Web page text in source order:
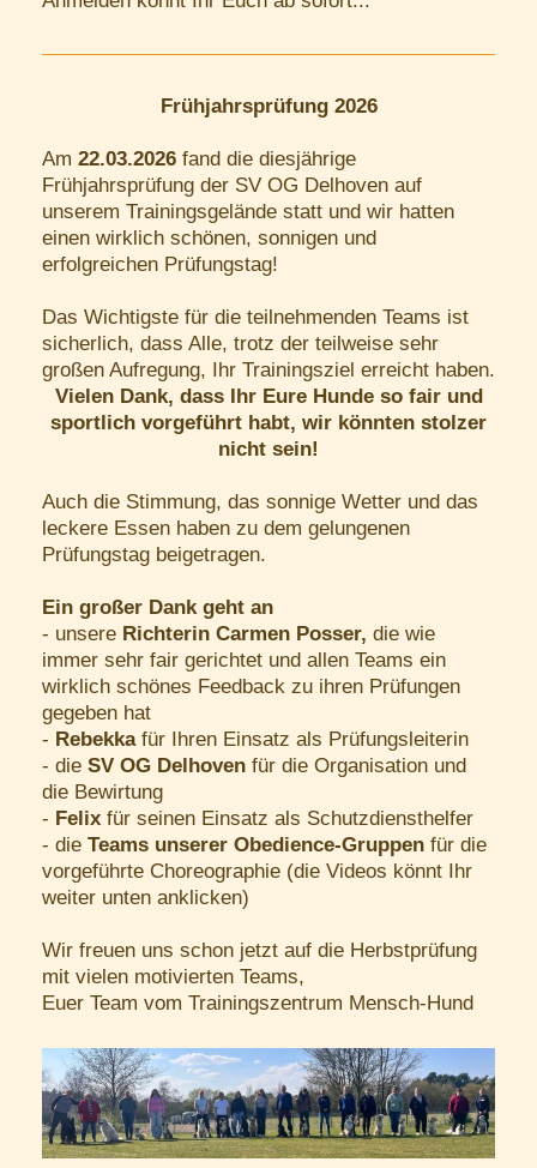
Frühjahrsprüfung 2026
Am 22.03.2026 fand die diesjährige
Frühjahrsprüfung der SV OG Delhoven auf
unserem Trainingsgelände statt und wir hatten
einen wirklich schönen, sonnigen und
erfolgreichen Prüfungstag!
Das Wichtigste für die teilnehmenden Teams ist
sicherlich, dass Alle, trotz der teilweise sehr
großen Aufregung, Ihr Trainingsziel erreicht haben.
Vielen Dank, dass Ihr Eure Hunde so fair und
sportlich vorgeführt habt, wir könnten stolzer
nicht sein!
Auch die Stimmung, das sonnige Wetter und das
leckere Essen haben zu dem gelungenen
Prüfungstag beigetragen.
Ein großer Dank geht an
- unsere Richterin Carmen Posser, die wie
immer sehr fair gerichtet und allen Teams ein
wirklich schönes Feedback zu ihren Prüfungen
gegeben hat
- Rebekkafür Ihren Einsatz als Prüfungsleiterin
- die SV OG Delhoven für die Organisation und
die Bewirtung
- Felix für seinen Einsatz als Schutzdiensthelfer
- die Teams unserer Obedience-Gruppen für die
vorgeführte Choreographie (die Videos könnt Ihr
weiter unten anklicken)
Wir freuen uns schon jetzt auf die Herbstprüfung
mit vielen motivierten Teams,
Euer Team vom Trainingszentrum Mensch-Hund